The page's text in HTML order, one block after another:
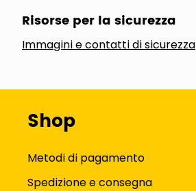
Risorse per la sicurezza
Immagini e contatti di sicurezza
Shop
Metodi di pagamento
Spedizione e consegna